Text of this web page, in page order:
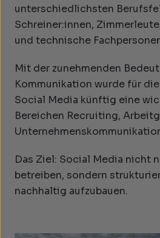
unterschiedlichsten
Schreiner:innen,
und technische
Mit der zunehmenden
Kommunikation wurde für
Social Media künftig eine
Bereichen Recruiting,
Das Ziel: Social Media nicht
betreiben, sondern
nachhaltig aufzubauen.